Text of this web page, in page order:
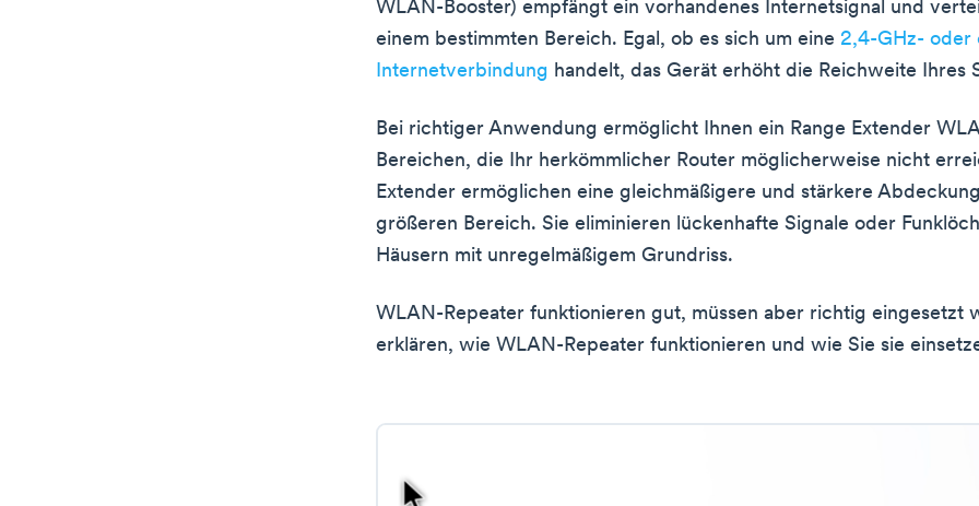
WLAN-Booster) empfängt ein vorhandenes Internetsignal und
einem bestimmten Bereich. Egal, ob es sich um eine 2,4-GHz- oder
Internetverbindung handelt, das Gerät erhöht die Reichweite Ihres
Bei richtiger Anwendung ermöglicht Ihnen ein Range Extender
Bereichen, die Ihr herkömmlicher Router möglicherweise nicht
Extender ermöglichen eine gleichmäßigere und stärkere
größeren Bereich. Sie eliminieren lückenhafte Signale oder
Häusern mit unregelmäßigem Grundriss.
WLAN-Repeater funktionieren gut, müssen aber richtig eingesetzt
erklären, wie WLAN-Repeater funktionieren und wie Sie sie